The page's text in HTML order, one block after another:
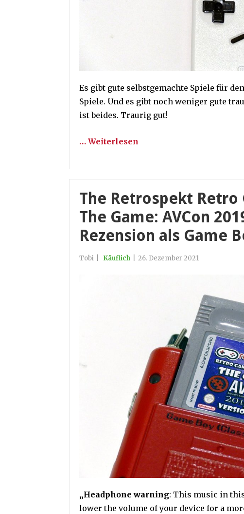
Es gibt gute selbstgemachte Spiele für
Spiele. Und es gibt noch weniger gute
ist beides. Traurig gut!
… Weiterlesen
The Retrospekt
The Game: AVCon
Rezension als Game
Tobi Käuflich 26. Dezember 2021
„Headphone warning: This music in this
lower the volume of your device for a